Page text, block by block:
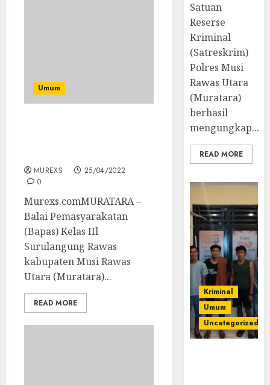
Umum
MUREXS
25/04/2022
0
Murexs.comMURATARA –
Balai Pemasyarakatan
(Bapas) Kelas IIl
Surulangung Rawas
kabupaten Musi Rawas
Utara (Muratara)...
READ MORE
Satuan
Reserse
Kriminal
(Satreskrim)
Polres Musi
Rawas Utara
(Muratara)
berhasil
mengungkap...
READ MORE
Kriminal
Umum
Uncategorized